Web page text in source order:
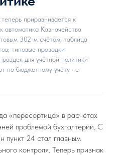
приравнивается к
автоматика Казначейства
302-м счётом; таблица
типовые проводки
для учётной политики
по бюджетному учёту · e-
«пересортица» в расчётах
проблемой бухгалтерии. С
24 стал главным
контроля. Теперь признак